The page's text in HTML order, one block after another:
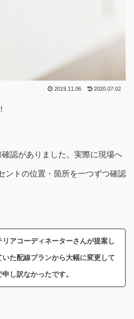
2019.11.06 2020.07.02
確認がありました。実際に現場へ
ントの位置・箇所を一つずつ確認
リアコーディネーターさんが提案し
いた配線プランから大幅に変更して
し訳なかったです。